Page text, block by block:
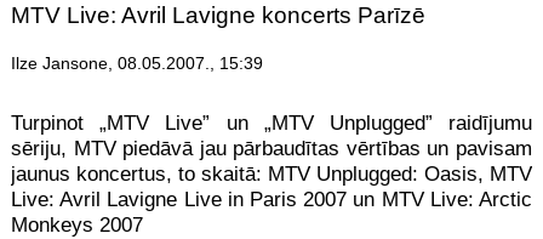
MTV Live: Avril Lavigne koncerts Parīzē
Ilze Jansone, 08.05.2007., 15:39
Turpinot „MTV Live” un „MTV Unplugged” raidījumu
sēriju, MTV piedāvā jau pārbaudītas vērtības un pavisam
jaunus koncertus, to skaitā: MTV Unplugged: Oasis, MTV
Live: Avril Lavigne Live in Paris 2007 un MTV Live: Arctic
Monkeys 2007